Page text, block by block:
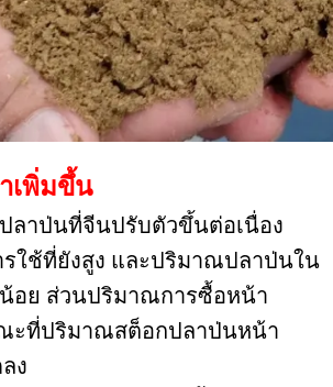
รใช้ที่ยังสูง และปริมาณปลาป่นใน
อย ส่วนปริมาณการซื้อหน้า
ณะที่ปริมาณสต็อกปลาป่นหน้า
ง
กรดกุ้ง อยู่ที่กิโลกรัมละ 46 บาท
มละ 44 บาท ส่วนปลาป่นเบอร์ 1
โปรตีนขึ้นไป อยู่ที่กิโลกรัมละ
จากกิโลกรัมละ 38.70 บาท และ
ว่า 60 โปรตีน อยู่ที่กิโลกรัมละ
จากกิโลกรัมละ 33.70 บาท